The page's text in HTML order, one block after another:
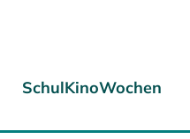
SchulKinoWochen